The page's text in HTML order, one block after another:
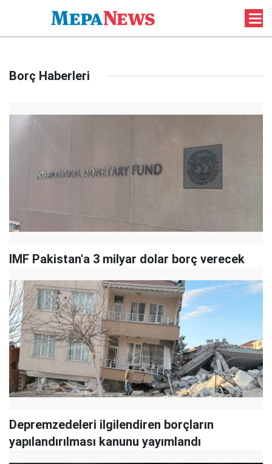
Borç Haberleri
IMF Pakistan'a 3 milyar dolar borç verecek
Depremzedeleri ilgilendiren borçların
yapılandırılması kanunu yayımlandı